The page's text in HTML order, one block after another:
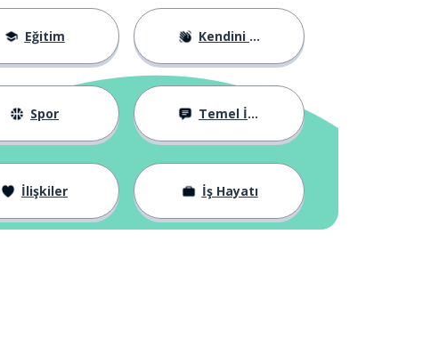
Eğitim Kendini Tanıtma
Spor Temel İfadeler
İlişkiler İş Hayatı